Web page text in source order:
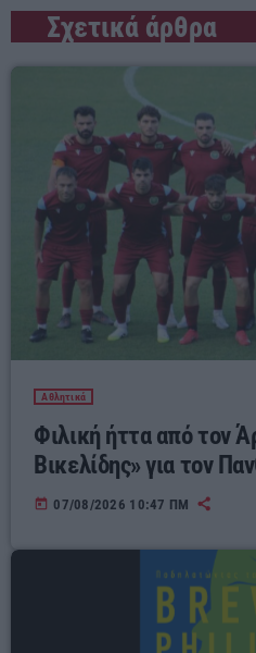
Σχετικά άρθρα
Αθλητικά
Φιλική ήττα από τον
Βικελίδης» για τον
today 07/08/2026 10:47 ΠΜ